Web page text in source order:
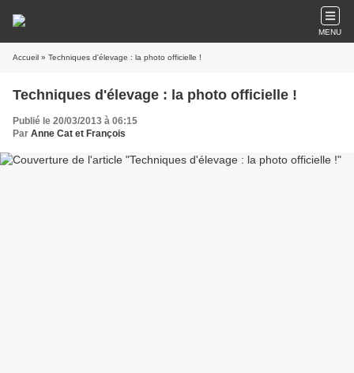
MENU
Accueil » Techniques d'élevage : la photo officielle !
Techniques d'élevage : la photo officielle !
Publié le 20/03/2013 à 06:15
Par Anne Cat et François